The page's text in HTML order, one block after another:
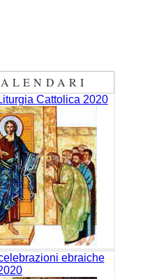
Cattolica 2020
ebraiche